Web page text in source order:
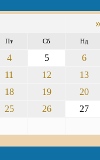
Пт Сб Нд
4 5
6
11 12
13
18 19
20
25 26
27